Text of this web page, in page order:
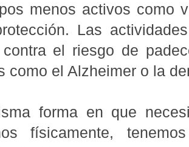
menos activos como
Las
contra el riesgo de
como el Alzheimer o la
forma en que
físicamente,